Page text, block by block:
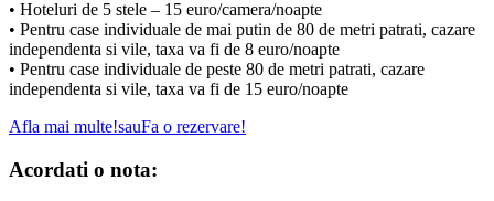
• Hoteluri de 5 stele – 15 euro/camera/noapte
• Pentru case individuale de mai putin de 80 de metri patrati, cazare
independenta si vile, taxa va fi de 8 euro/noapte
• Pentru case individuale de peste 80 de metri patrati, cazare
independenta si vile, taxa va fi de 15 euro/noapte
Afla mai multe!sauFa o rezervare!
Acordati o nota: